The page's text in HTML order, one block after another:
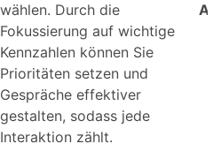
wählen. Durch die
Fokussierung auf wichtige
Kennzahlen können Sie
Prioritäten setzen und
Gespräche effektiver
gestalten, sodass jede
Interaktion zählt.